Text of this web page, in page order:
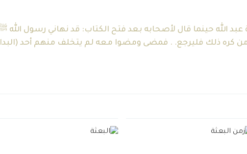
عبد الله حينما قال لأصحابه بعد فتح الكتاب: قد نهاني رسول
كره ذلك فليرجع. . فمضى ومضوا معه لم يتخلف منهم أحد